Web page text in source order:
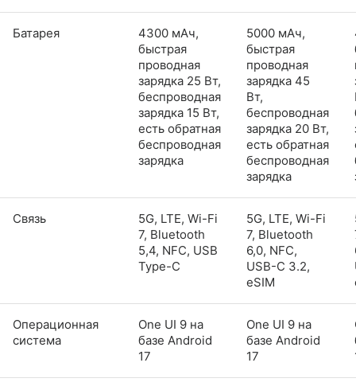
Батарея
4300 мАч,
быстрая
проводная
зарядка 25 Вт,
беспроводная
зарядка 15 Вт,
есть обратная
беспроводная
зарядка
5000 мАч,
быстрая
проводная
зарядка 45
Вт,
беспроводная
зарядка 20 Вт,
есть обратная
беспроводная
зарядка
Связь
5G, LTE, Wi-Fi
7, Bluetooth
5,4, NFC, USB
Type-C
5G, LTE, Wi-Fi
7, Bluetooth
6,0, NFC,
USB-C 3.2,
eSIM
Операционная
система
One UI 9 на
базе Android
17
One UI 9 на
базе Android
17